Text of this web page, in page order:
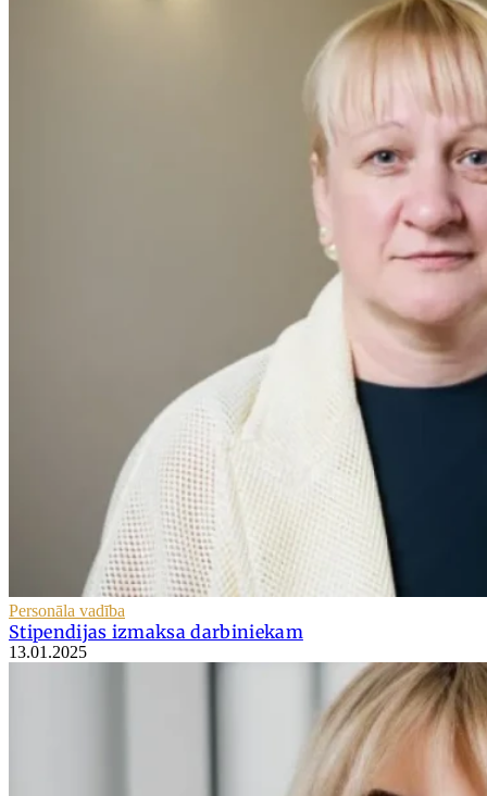
Personāla vadība
Stipendijas izmaksa darbiniekam
13.01.2025